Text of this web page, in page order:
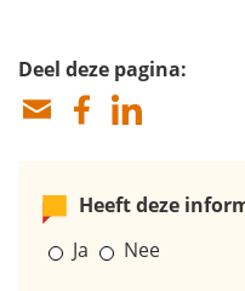
Deel deze pagina:
Heeft deze
Ja
Nee